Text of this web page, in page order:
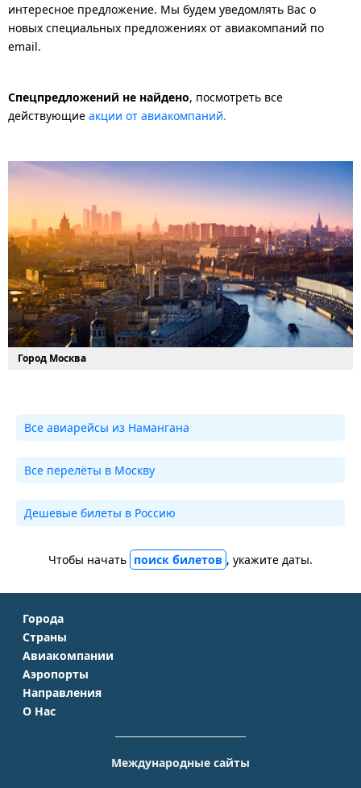
интересное предложение. Мы будем уведомлять Вас о
новых специальных предложениях от авиакомпаний по
email.
Спецпредложений не найдено, посмотреть все
действующие акции от авиакомпаний.
Город Москва
Все авиарейсы из Намангана
Все перелёты в Москву
Дешевые билеты в Россию
Чтобы начать поиск билетов , укажите даты.
Города
Москва
Санкт-Петербург
Симферополь
Краснодар
Страны
Крым
Турция
Таиланд
Авиакомпании
Аэрофлот
S7 Airlines
Аэропорты
Домодедово
Шереметьево
Направления
Москва - Сочи
Москва - Симферополь
Москва - Ереван
О Нас
Международные сайты